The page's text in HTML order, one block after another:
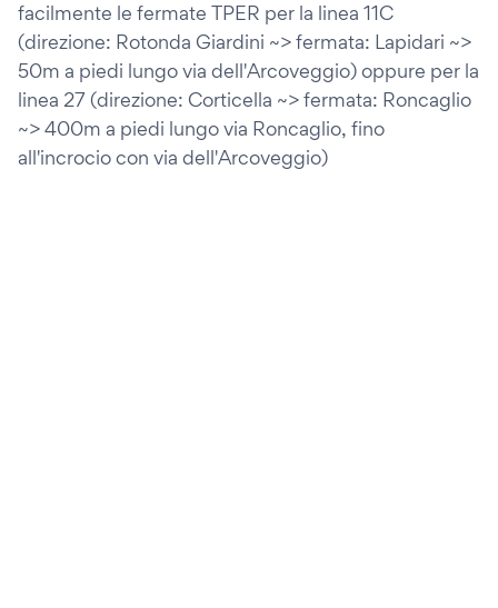
facilmente le fermate TPER per la linea 11C
(direzione: Rotonda Giardini ~> fermata: Lapidari ~>
50m a piedi lungo via dell'Arcoveggio) oppure per la
linea 27 (direzione: Corticella ~> fermata: Roncaglio
~> 400m a piedi lungo via Roncaglio, fino
all'incrocio con via dell'Arcoveggio)